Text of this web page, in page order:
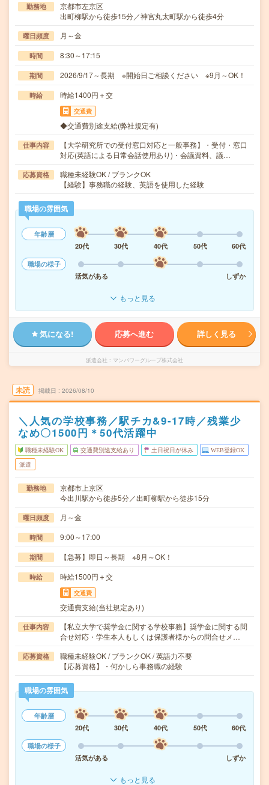
勤務地
京都市左京区
出町柳駅から徒歩15分／神宮丸太町駅から徒歩4分
曜日頻度 月～金
時間 8:30～17:15
期間 2026/9/17～長期 ※開始日ご相談ください ※9月～OK！
時給 時給1400円＋交
交通費
◆交通費別途支給(弊社規定有)
仕事内容
【大学研究所での受付窓口対応と一般事務】・受付・窓口
対応(英語による日常会話使用あり)・会議資料、議…
応募資格
職種未経験OK / ブランクOK
【経験】事務職の経験、英語を使用した経験
職場の雰囲気
年齢層
20代
30代 40代 50代
60代
職場の様子
活気がある
しずか
もっと見る
気になる! 応募へ進む 詳しく見る
派遣会社 マンパワーグループ株式会社
未読 掲載日 2026/08/10
＼人気の学校事務／駅チカ&9‐17時／残業少
なめ〇1500円＊50代活躍中
職種未経験OK 交通費別途支給あり 土日祝日が休み WEB登録OK
派遣
勤務地
京都市上京区
今出川駅から徒歩5分／出町柳駅から徒歩15分
曜日頻度 月～金
時間 9:00～17:00
期間 【急募】即日～長期 ※8月～OK！
時給 時給1500円＋交
交通費
交通費支給(当社規定あり)
仕事内容
【私立大学で奨学金に関する学校事務】奨学金に関する問
合せ対応・学生本人もしくは保護者様からの問合せメ…
応募資格
職種未経験OK / ブランクOK / 英語力不要
【応募資格】・何かしら事務職の経験
職場の雰囲気
年齢層
20代
30代 40代 50代
60代
職場の様子
活気がある
しずか
もっと見る